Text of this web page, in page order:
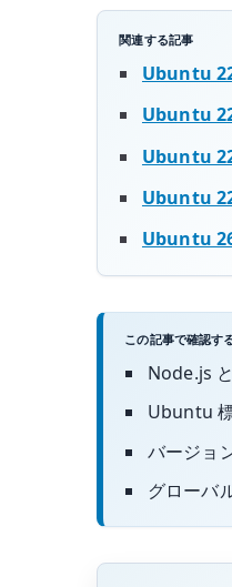
関連する記事
Ubuntu
Ubuntu
Ubuntu
Ubuntu
Ubuntu
この記事で確認す
Node.js
Ubuntu
バージョ
グローバ